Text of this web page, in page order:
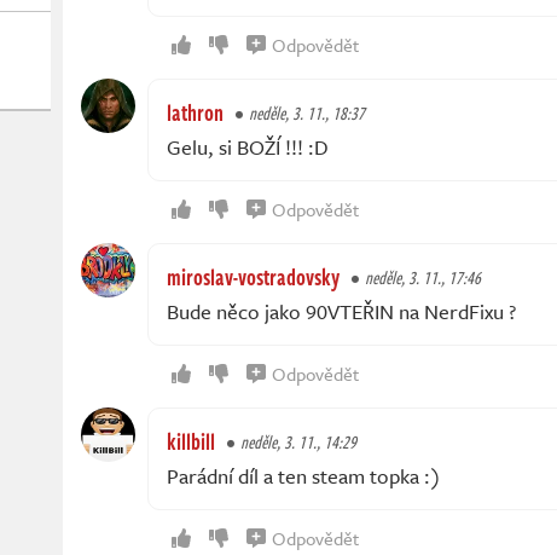
Odpovědět
lathron neděle, 3. 11., 18:37
Gelu, si BOŽÍ !!! :D
Odpovědět
miroslav-vostradovsky neděle, 3. 11., 17:46
Bude něco jako 90VTEŘIN na NerdFixu ?
Odpovědět
killbill neděle, 3. 11., 14:29
Parádní díl a ten steam topka :)
Odpovědět